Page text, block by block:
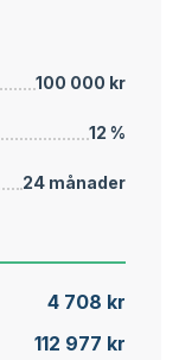
100 000 kr
12 %
24 månader
4 708 kr
112 977 kr